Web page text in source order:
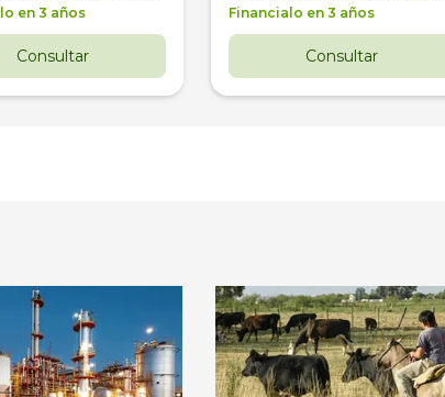
en 3 años
Consultar
Financialo en 3 años
Consultar